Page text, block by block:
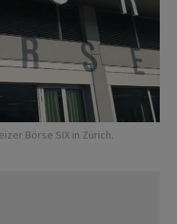
Börse SIX in Zürich.